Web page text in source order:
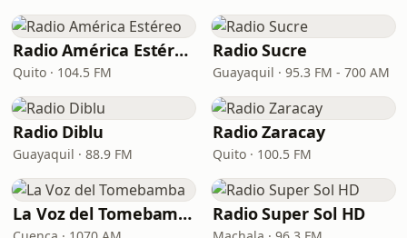
Radio América Estéreo
Quito · 104.5 FM
Radio Sucre
Guayaquil · 95.3 FM - 700 AM
Radio Diblu
Guayaquil · 88.9 FM
Radio Zaracay
Quito · 100.5 FM
La Voz del Tomebamba Radio Super Sol HD